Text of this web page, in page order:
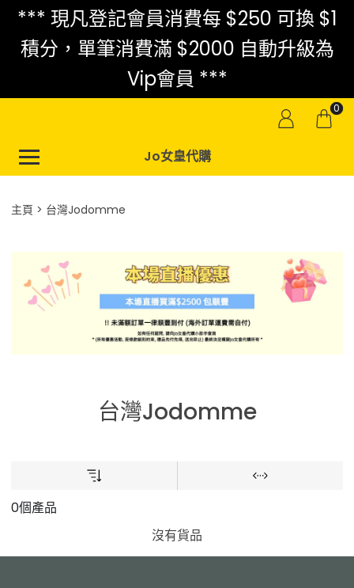
*** 現凡登記會員消費每 $250 可換 $1
積分，單筆消費滿 $2000 自動升級為
Vip會員 ***
0
Jo女皇代購
主頁 台灣Jodomme
台灣Jodomme
0個產品
沒有貨品